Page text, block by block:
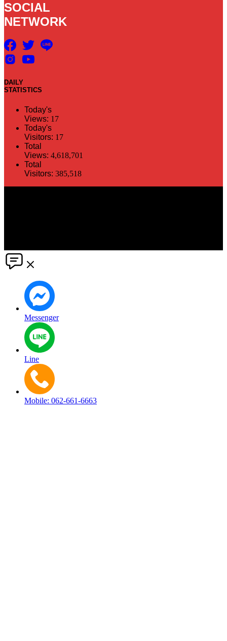
SOCIAL
NETWORK
DAILY
STATISTICS
Today's
Views: 17
Today's
Visitors: 17
Total
Views: 4,618,701
Total
Visitors: 385,518
Messenger
Line
Mobile: 062-661-6663